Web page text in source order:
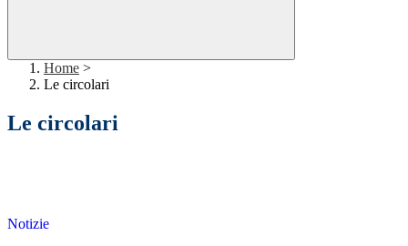
Home >
Le circolari
Le circolari
Notizie